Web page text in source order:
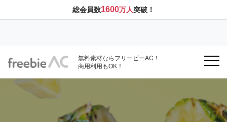
総会員数1600万人突破！
無料素材ならフリービーAC！
商用利用もOK！